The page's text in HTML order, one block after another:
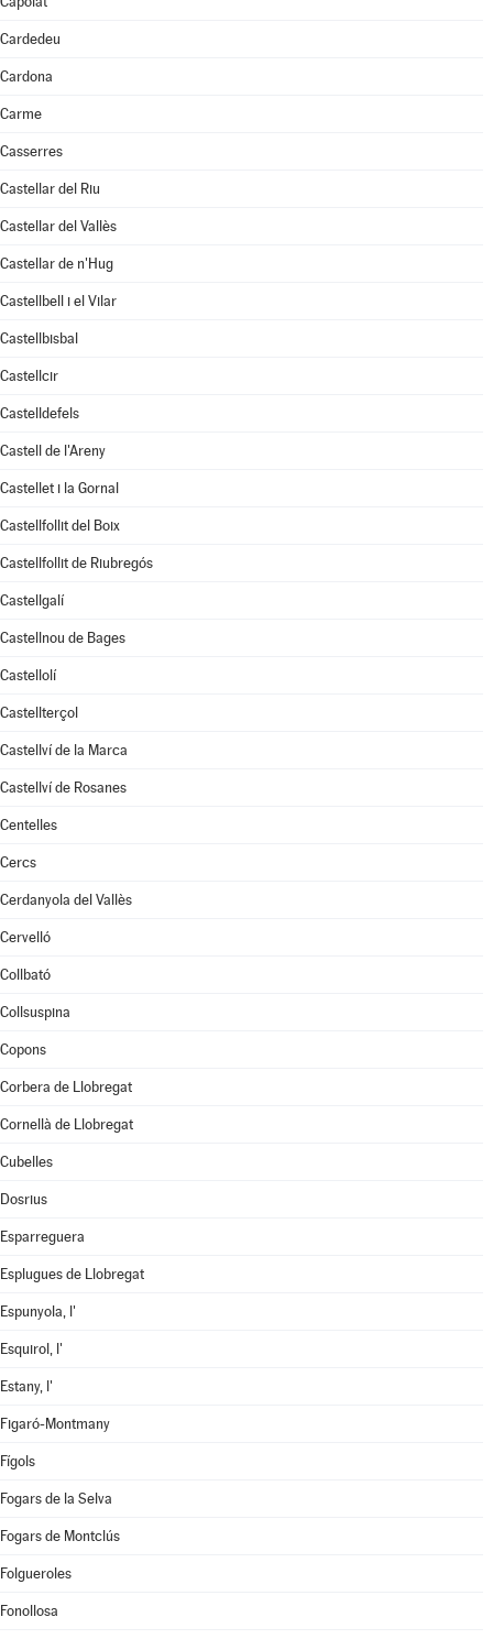
Cardedeu
Cardona
Carme
Casserres
Castellar del Riu
Castellar del Vallès
Castellar de n'Hug
Castellbell i el Vilar
Castellbisbal
Castellcir
Castelldefels
Castell de l'Areny
Castellet i la Gornal
Castellfollit del Boix
Castellfollit de Riubregós
Castellgalí
Castellnou de Bages
Castellolí
Castellterçol
Castellví de la Marca
Castellví de Rosanes
Centelles
Cercs
Cerdanyola del Vallès
Cervelló
Collbató
Collsuspina
Copons
Corbera de Llobregat
Cornellà de Llobregat
Cubelles
Dosrius
Esparreguera
Esplugues de Llobregat
Espunyola, l'
Esquirol, l'
Estany, l'
Figaró-Montmany
Fígols
Fogars de la Selva
Fogars de Montclús
Folgueroles
Fonollosa